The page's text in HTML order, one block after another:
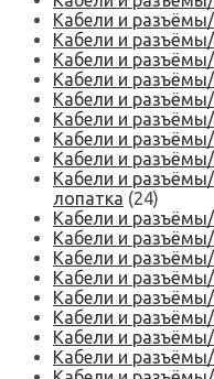
Кабели и
Кабели и
Кабели и
Кабели и
Кабели и
Кабели и
Кабели и
Кабели и
Кабели и разъёмы/
лопатка (24)
Кабели и
Кабели и
Кабели и
Кабели и
Кабели и
Кабели и
Кабели и
Кабели и